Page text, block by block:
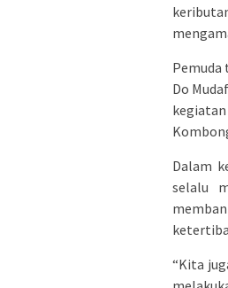
Pemuda
Do
Dalam
selalu
“Kita